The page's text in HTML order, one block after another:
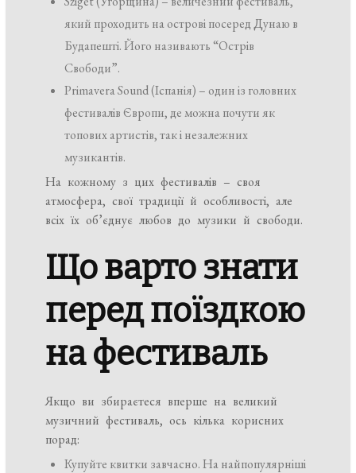
який проходить на острові посеред Дунаю в
Будапешті. Його називають “Острів
Свободи”.
Primavera Sound (Іспанія) – один із головних
фестивалів Європи, де можна почути як
топових артистів, так і незалежних
музикантів.
На кожному з цих фестивалів – своя
атмосфера, свої традиції й особливості, але
всіх їх об’єднує любов до музики й свободи.
Що варто знати
перед поїздкою
на фестиваль
Якщо ви збираєтеся вперше на великий
музичний фестиваль, ось кілька корисних
порад:
Купуйте квитки завчасно. На найпопулярніші